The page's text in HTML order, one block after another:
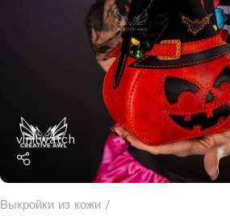
vinilwatch
Выкройки из кожи